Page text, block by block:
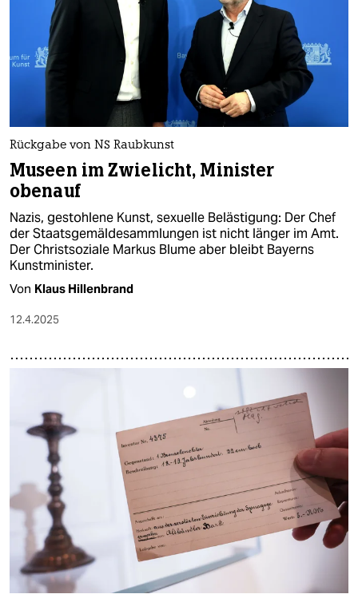
Rückgabe von NS Raubkunst
Museen im Zwielicht, Minister
obenauf
Nazis, gestohlene Kunst, sexuelle Belästigung: Der Chef
der Staatsgemäldesammlungen ist nicht länger im Amt.
Der Christsoziale Markus Blume aber bleibt Bayerns
Kunstminister.
Von Klaus Hillenbrand
12.4.2025